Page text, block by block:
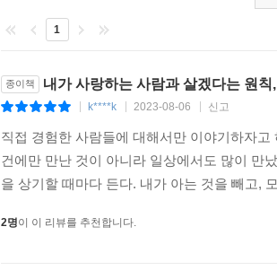
로 대부분 넘어설 수 있다고 말한다.
해지기 위해서 바꾸어야 할 것은 자신의 정체
없는 사랑을 부끄러워하지 않을 용기를 가질
용기를, 다른 이의 사랑을 존중할 용기를, 나
1
종이책 내가 사랑하는 사람과 살겠다는 원칙
k****k 2023-08-06 신고
직접 경험한 사람들에 대해서만 이야기하자
건에만 만난 것이 아니라 일상에서도 많이 만
을 상기할 때마다 든다. 내가 아는 것을 빼고,
2명이 이 리뷰를 추천합니다.